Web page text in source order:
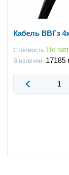
Кабель ВВГз
Стоимость По
В наличии: 17185